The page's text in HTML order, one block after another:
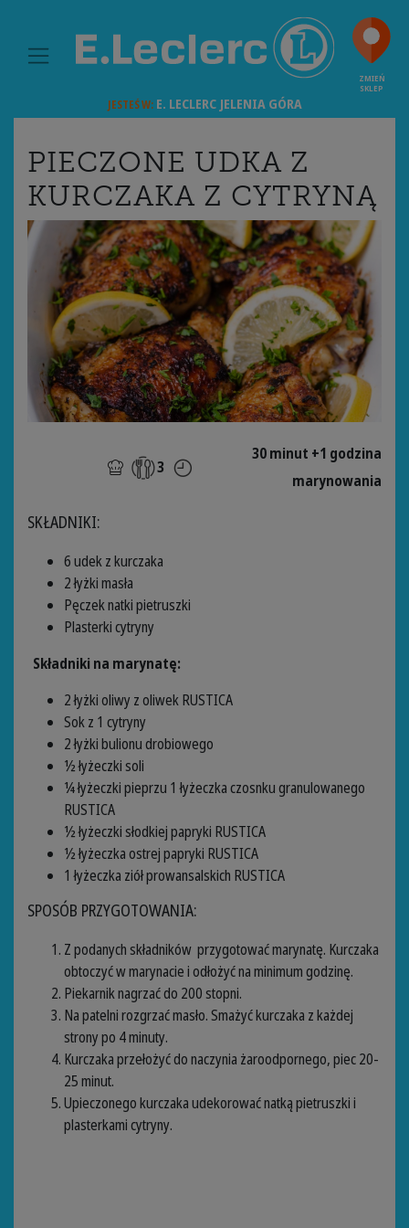
MAIN NAVIGATION
ZMIEŃ
SKLEP
JESTEŚ W:E. LECLERC JELENIA GÓRA
PIECZONE UDKA Z
KURCZAKA Z CYTRYNĄ
3
30 minut +1 godzina
marynowania
SKŁADNIKI:
6 udek z kurczaka
2 łyżki masła
Pęczek natki pietruszki
Plasterki cytryny
Składniki na marynatę:
2 łyżki oliwy z oliwek RUSTICA
Sok z 1 cytryny
2 łyżki bulionu drobiowego
½ łyżeczki soli
¼ łyżeczki pieprzu 1 łyżeczka czosnku granulowanego
RUSTICA
½ łyżeczki słodkiej papryki RUSTICA
½ łyżeczka ostrej papryki RUSTICA
1 łyżeczka ziół prowansalskich RUSTICA
SPOSÓB PRZYGOTOWANIA:
Z podanych składników przygotować marynatę. Kurczaka
obtoczyć w marynacie i odłożyć na minimum godzinę.
Piekarnik nagrzać do 200 stopni.
Na patelni rozgrzać masło. Smażyć kurczaka z każdej
strony po 4 minuty.
Kurczaka przełożyć do naczynia żaroodpornego, piec 20-
25 minut.
Upieczonego kurczaka udekorować natką pietruszki i
plasterkami cytryny.